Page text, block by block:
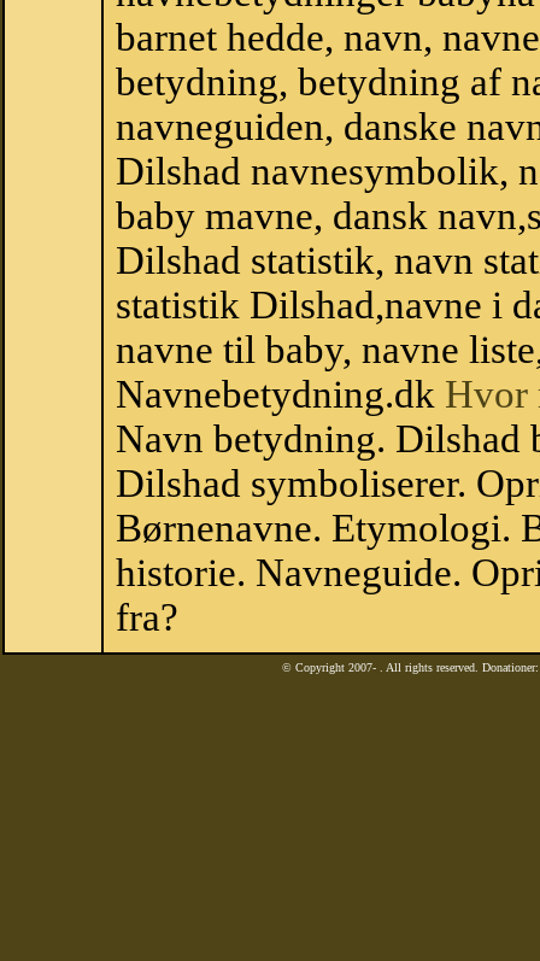
barnet hedde, navn,
betydning, betydning af
navneguiden, danske
Dilshad navnesymbolik,
baby mavne, dansk
Dilshad statistik, navn
statistik Dilshad,navne i
navne til baby, navne
Navnebetydning.dk Hvor
Navn betydning.
Dilshad symboliserer.
Børnenavne. Etymologi.
historie. Navneguide.
fra?
© Copyright 2007- . All rights reserved.